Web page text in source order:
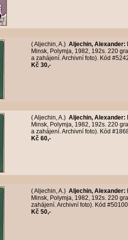
( Aljechin, A.) Aljechin, Alexander:
Minsk, Polymja, 1982, 192s. 220
a zahájení. Archivní foto). Kód
Kč 30,-
( Aljechin, A.) Aljechin, Alexander:
Minsk, Polymja, 1982, 192s. 220
a zahájení. Archivní foto). Kód
Kč 60,-
( Aljechin, A.) Aljechin, Alexander:
Minsk, Polymja, 1982, 192s. 220
zahájení. Archivní foto). Kód
Kč 50,-